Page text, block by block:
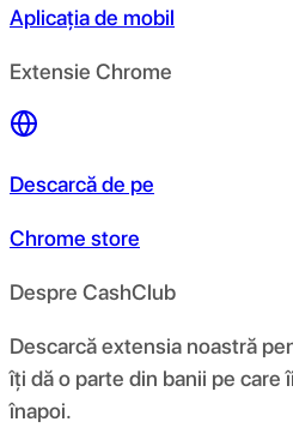
Aplicația de mobil
Extensie Chrome
Descarcă de pe
Chrome store
Despre CashClub
Descarcă extensia noastră
îți dă o parte din banii pe care
înapoi.